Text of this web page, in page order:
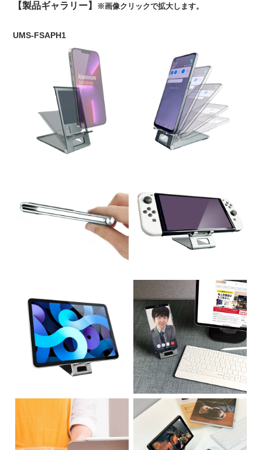
【製品ギャラリー】 ※画像クリックで拡大します。
UMS-FSAPH1